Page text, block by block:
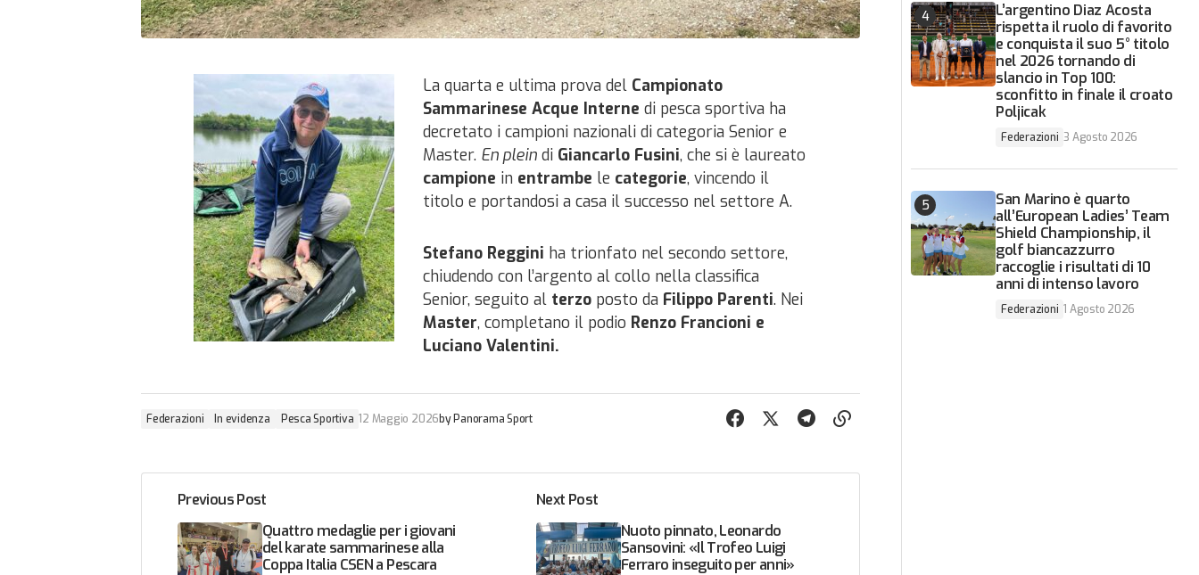
La quarta e ultima prova del Campionato
Sammarinese Acque Interne di pesca sportiva ha
decretato i campioni nazionali di categoria Senior e
Master. En plein di Giancarlo Fusini, che si è laureato
campione in entrambe le categorie, vincendo il
titolo e portandosi a casa il successo nel settore A.
Stefano Reggini ha trionfato nel secondo settore,
chiudendo con l’argento al collo nella classifica
Senior, seguito al terzo posto da Filippo Parenti. Nei
Master, completano il podio Renzo Francioni e
Luciano Valentini.
Federazioni In evidenza Pesca Sportiva 12 Maggio 2026byPanorama Sport
Previous Post
Quattro medaglie per i giovani
del karate sammarinese alla
Coppa Italia CSEN a Pescara
Next Post
Nuoto pinnato, Leonardo
Sansovini: «Il Trofeo Luigi
Ferraro inseguito per anni»
L’argentino Diaz Acosta
rispetta il ruolo di favorito
e conquista il suo 5° titolo
nel 2026 tornando di
slancio in Top 100:
sconfitto in finale il croato
Poljicak
Federazioni 3 Agosto 2026
San Marino è quarto
all’European Ladies’ Team
Shield Championship, il
golf biancazzurro
raccoglie i risultati di 10
anni di intenso lavoro
Federazioni 1 Agosto 2026